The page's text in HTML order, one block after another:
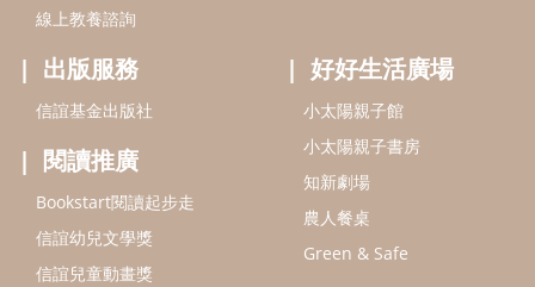
線上教養諮詢
出版服務
信誼基金出版社
閱讀推廣
Bookstart閱讀起步走
信誼幼兒文學獎
信誼兒童動畫獎
好好生活廣場
小太陽親子館
小太陽親子書房
知新劇場
農人餐桌
Green & Safe